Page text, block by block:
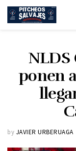
NLDS
ponen
by JAVIER URBERUAGA